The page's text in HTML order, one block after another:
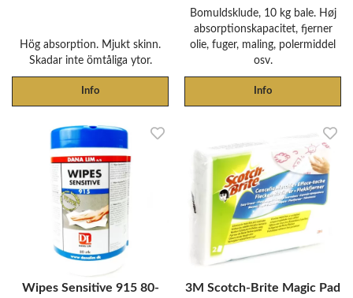
Hög absorption. Mjukt skinn.
Skadar inte ömtåliga ytor.
Info
Bomuldsklude, 10 kg bale. Høj
absorptionskapacitet, fjerner
olie, fuger, maling, polermiddel
osv.
Info
Wipes Sensitive 915 80-
3M Scotch-Brite Magic Pad